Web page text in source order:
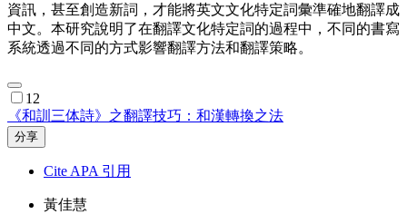
資訊，甚至創造新詞，才能將英文文化特定詞彙準確地翻譯成
中文。本研究說明了在翻譯文化特定詞的過程中，不同的書寫
系統透過不同的方式影響翻譯方法和翻譯策略。
12
《和訓三体詩》之翻譯技巧：和漢轉換之法
分享
Cite APA 引用
黃佳慧